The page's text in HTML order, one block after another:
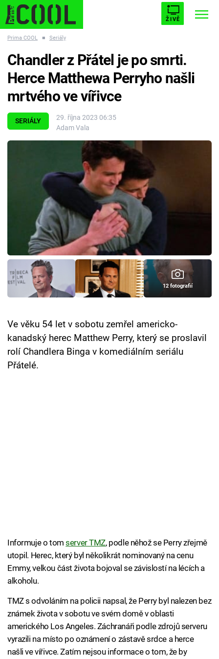
ŽIVĚ
ESCAPE PLNEJ KOTEL AVENGERS 5
Témata
Seriály
Cool Esport
Pořady
TV Program
Sledujte nás
Prima COOL ■ Seriály
SERIÁLY
29. října 2023 06:35
Adam Vala
Chandler z Přátel je po smrti.
Herce Matthewa Perryho našli
mrtvého ve vířivce
12 fotografií
Ve věku 54 let v sobotu zemřel americko-
kanadský herec Matthew Perry, který se proslavil
rolí Chandlera Binga v komediálním seriálu
Přátelé.
Informuje o tomserver TMZ, podle něhož se Perry zřejmě
utopil. Herec, který byl několikrát nominovaný na cenu
Emmy, velkou část života bojoval se závislostí na lécích a
alkoholu.
TMZ s odvoláním na policii napsal, že Perry byl nalezen bez
známek života v sobotu ve svém domě v oblasti
amerického Los Angeles. Záchranáři podle zdrojů serveru
vyrazili na místo po oznámení o zástavě srdce a herce
našli ve vířivce. Zatím nejsou informace o tom, že by